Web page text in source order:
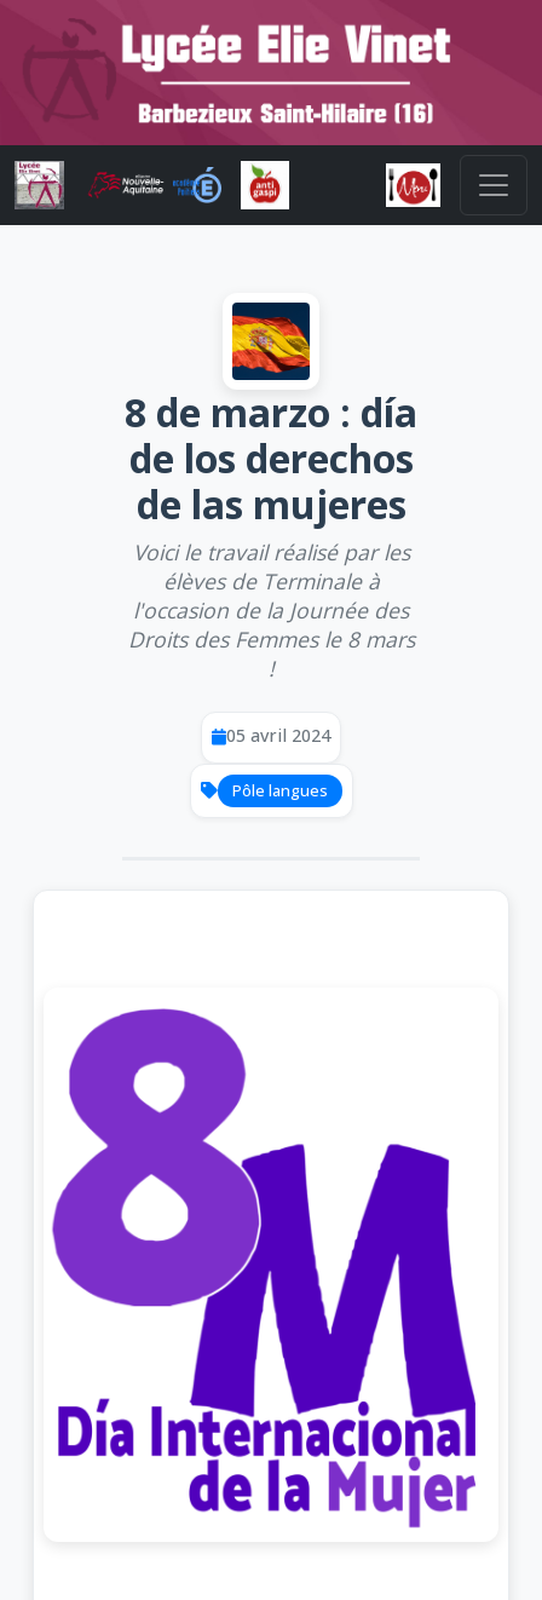
8 de marzo : día
de los derechos
de las mujeres
Voici le travail réalisé par les
élèves de Terminale à
l'occasion de la Journée des
Droits des Femmes le 8 mars
!
05 avril 2024
Pôle langues